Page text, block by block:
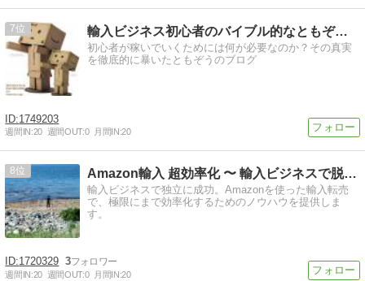
7 輸入ビジネス初心者のバイブル的なともぞうのブログ
初心者が稼いでいくためには何が必要なのか？その真実
を徹底的に暴いたともぞうのブログ
1749203
週間IN:20 週間OUT:0 月間IN:20
8 Amazon輸入 超効率化 〜 輸入ビジネスで脱サラ成功
輸入ビジネスで独立に成功。Amazonを使った輸入転売
で、極限にまで効率化するためのノウハウを提供しま
す。
1720329 3
週間IN:20 週間OUT:0 月間IN:20